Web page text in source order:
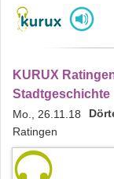
KURUX
Stadtgeschichte
Mo., 26.11.18
Ratingen